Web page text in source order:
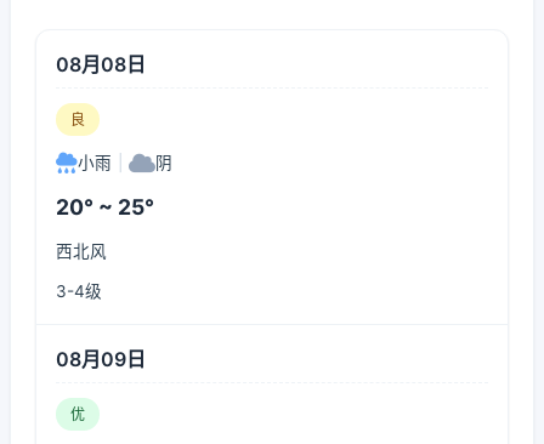
08月08日
良
小雨 阴
20° ~ 25°
西北风
3-4级
08月09日
优